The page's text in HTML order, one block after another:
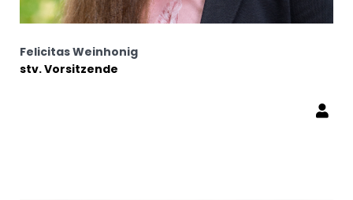
Felicitas Weinhonig
stv. Vorsitzende